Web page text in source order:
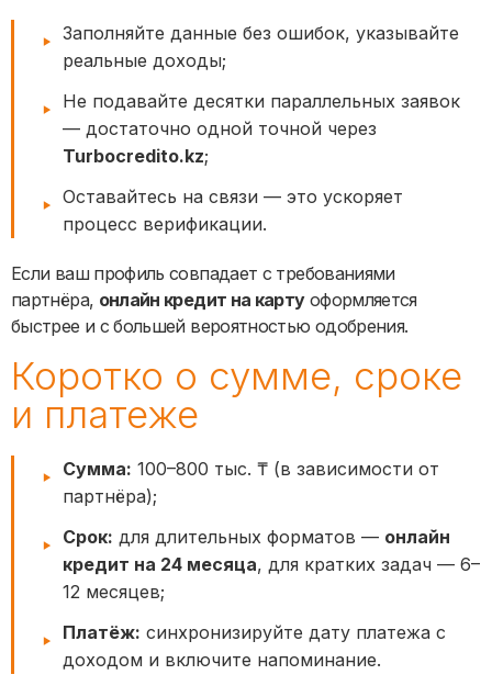
Заполняйте данные без ошибок, указывайте
реальные доходы;
Не подавайте десятки параллельных заявок
— достаточно одной точной через
Turbocredito.kz;
Оставайтесь на связи — это ускоряет
процесс верификации.
Если ваш профиль совпадает с требованиями
партнёра, онлайн кредит на картуоформляется
быстрее и с большей вероятностью одобрения.
Коротко о сумме, сроке
и платеже
Сумма: 100–800 тыс. ₸ (в зависимости от
партнёра);
Срок: для длительных форматов — онлайн
кредит на 24 месяца, для кратких задач — 6–
12 месяцев;
Платёж: синхронизируйте дату платежа с
доходом и включите напоминание.